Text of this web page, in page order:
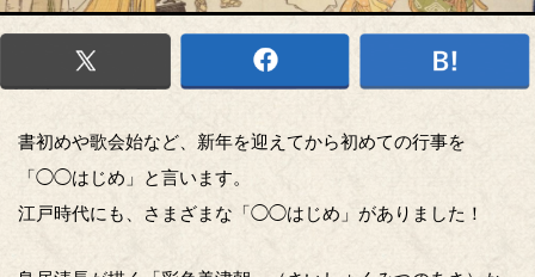
書初めや歌会始など、新年を迎えてから初めての行事を
「◯◯はじめ」と言います。
江戸時代にも、さまざまな「◯◯はじめ」がありました！